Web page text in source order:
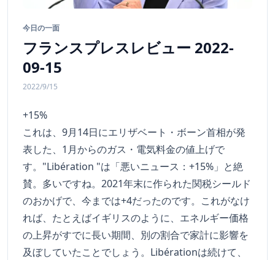
今日の一面
フランスプレスレビュー 2022-
09-15
2022/9/15
+15%
これは、9月14日にエリザベート・ボーン首相が発
表した、1月からのガス・電気料金の値上げで
す。"Libération "は「悪いニュース：+15%」と絶
賛。多いですね。2021年末に作られた関税シールド
のおかげで、今までは+4だったのです。これがなけ
れば、たとえばイギリスのように、エネルギー価格
の上昇がすでに長い期間、別の割合で家計に影響を
及ぼしていたことでしょう。Libérationは続けて、